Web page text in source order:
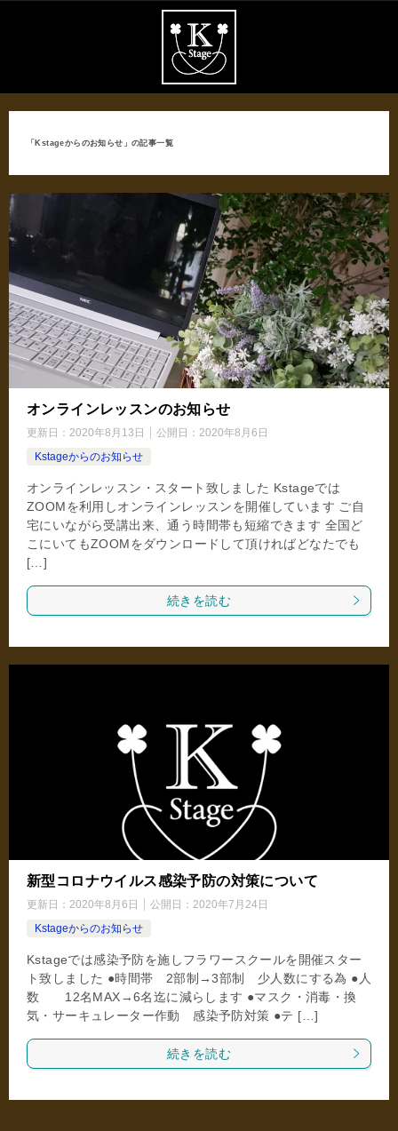
「Kstageからのお知らせ」の記事一覧
オンラインレッスンのお知らせ
更新日： 2020年8月13日 公開日： 2020年8月6日
Kstageからのお知らせ
オンラインレッスン・スタート致しました Kstageでは
ZOOMを利用しオンラインレッスンを開催しています ご自
宅にいながら受講出来、通う時間帯も短縮できます 全国ど
こにいてもZOOMをダウンロードして頂ければどなたでも
[…]
続きを読む
新型コロナウイルス感染予防の対策について
更新日： 2020年8月6日 公開日： 2020年7月24日
Kstageからのお知らせ
Kstageでは感染予防を施しフラワースクールを開催スター
ト致しました ●時間帯 2部制→3部制 少人数にする為 ●人
数 12名MAX→6名迄に減らします ●マスク・消毒・換
気・サーキュレーター作動 感染予防対策 ●テ […]
続きを読む